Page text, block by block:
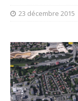
23 décembre 2015